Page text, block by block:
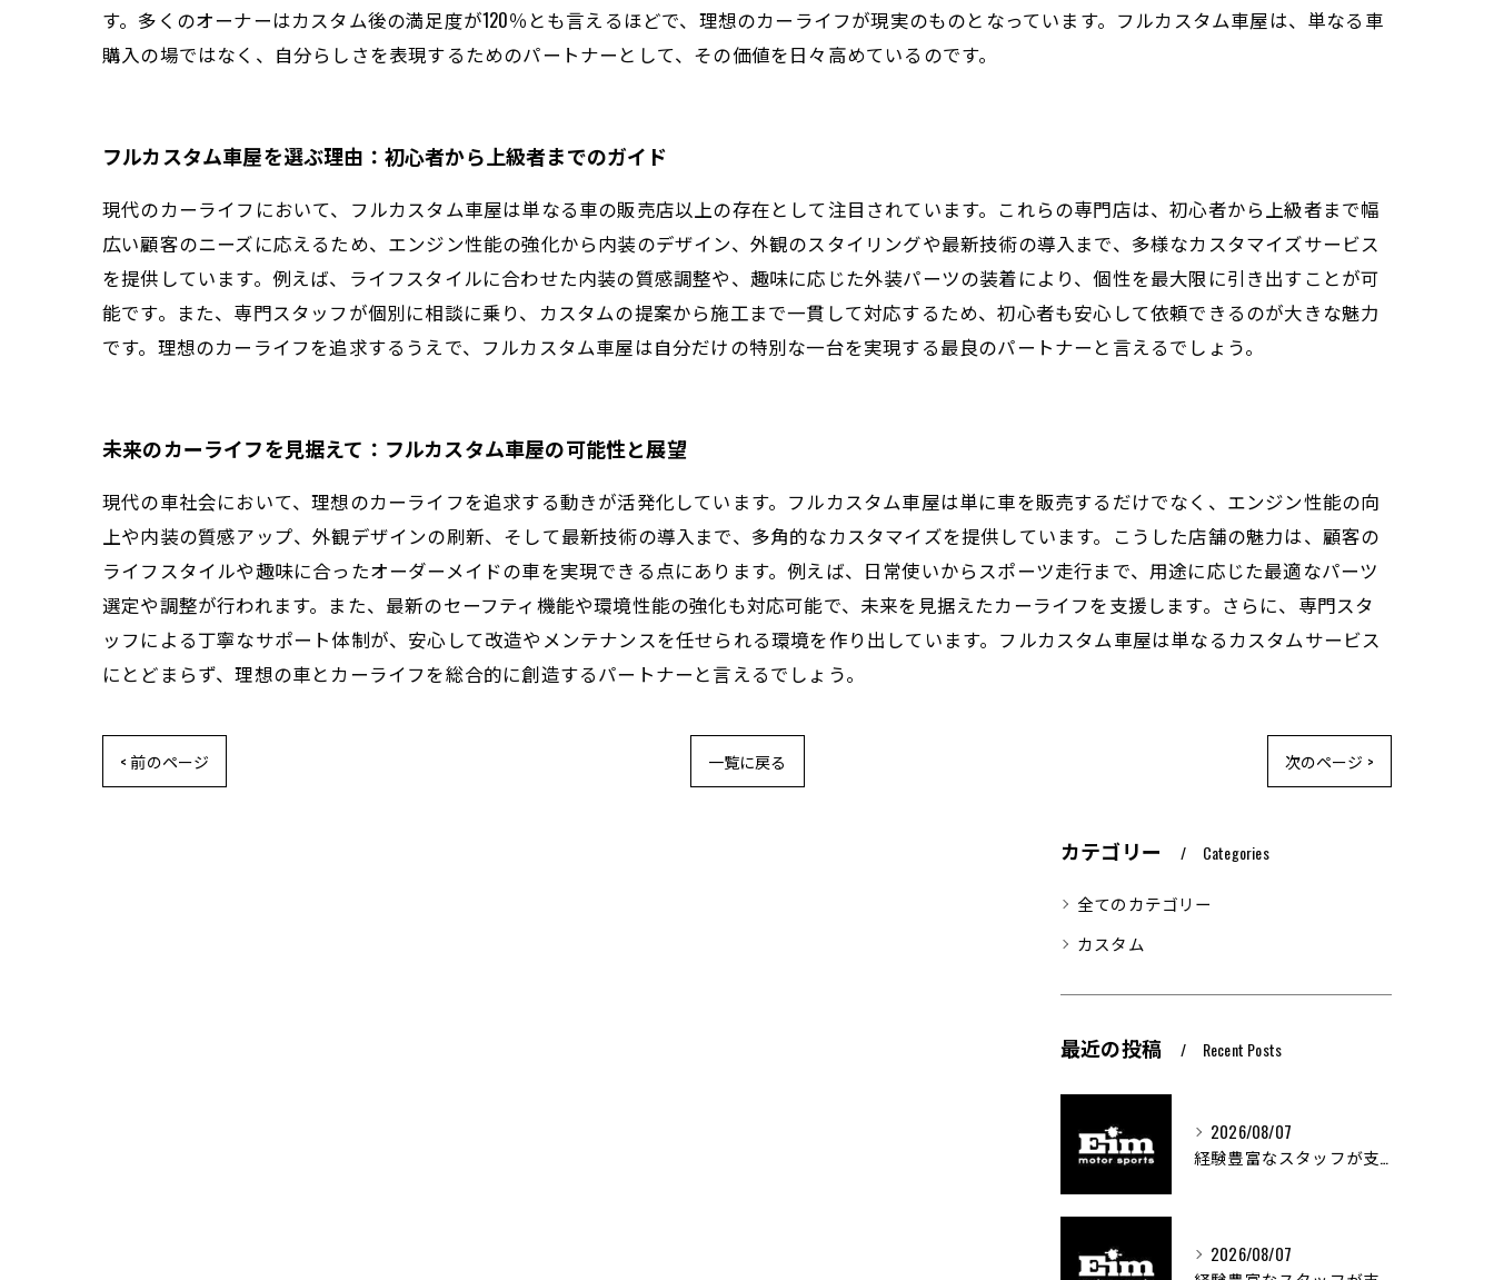
す。多くのオーナーはカスタム後の満足度が120％とも言えるほどで、理想のカーライフが現実のものとなっています。フルカスタム車屋は、単なる車
購入の場ではなく、自分らしさを表現するためのパートナーとして、その価値を日々高めているのです。
フルカスタム車屋を選ぶ理由：初心者から上級者までのガイド
現代のカーライフにおいて、フルカスタム車屋は単なる車の販売店以上の存在として注目されています。これらの専門店は、初心者から上級者まで幅
広い顧客のニーズに応えるため、エンジン性能の強化から内装のデザイン、外観のスタイリングや最新技術の導入まで、多様なカスタマイズサービス
を提供しています。例えば、ライフスタイルに合わせた内装の質感調整や、趣味に応じた外装パーツの装着により、個性を最大限に引き出すことが可
能です。また、専門スタッフが個別に相談に乗り、カスタムの提案から施工まで一貫して対応するため、初心者も安心して依頼できるのが大きな魅力
です。理想のカーライフを追求するうえで、フルカスタム車屋は自分だけの特別な一台を実現する最良のパートナーと言えるでしょう。
未来のカーライフを見据えて：フルカスタム車屋の可能性と展望
現代の車社会において、理想のカーライフを追求する動きが活発化しています。フルカスタム車屋は単に車を販売するだけでなく、エンジン性能の向
上や内装の質感アップ、外観デザインの刷新、そして最新技術の導入まで、多角的なカスタマイズを提供しています。こうした店舗の魅力は、顧客の
ライフスタイルや趣味に合ったオーダーメイドの車を実現できる点にあります。例えば、日常使いからスポーツ走行まで、用途に応じた最適なパーツ
選定や調整が行われます。また、最新のセーフティ機能や環境性能の強化も対応可能で、未来を見据えたカーライフを支援します。さらに、専門スタ
ッフによる丁寧なサポート体制が、安心して改造やメンテナンスを任せられる環境を作り出しています。フルカスタム車屋は単なるカスタムサービス
にとどまらず、理想の車とカーライフを総合的に創造するパートナーと言えるでしょう。
< 前のページ 一覧に戻る 次のページ >
カテゴリー Categories
全てのカテゴリー
カスタム
最近の投稿 Recent Posts
2026/08/07
経験豊富なスタッフが支える車両カスタムの魅力
2026/08/07